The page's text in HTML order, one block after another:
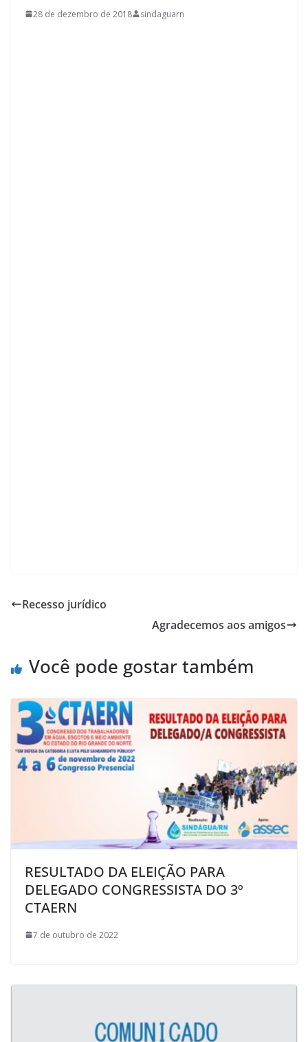
28 de dezembro de 2018 sindaguarn
Recesso jurídico
Agradecemos aos amigos
Você pode gostar também
RESULTADO DA ELEIÇÃO PARA
DELEGADO CONGRESSISTA DO 3º
CTAERN
7 de outubro de 2022